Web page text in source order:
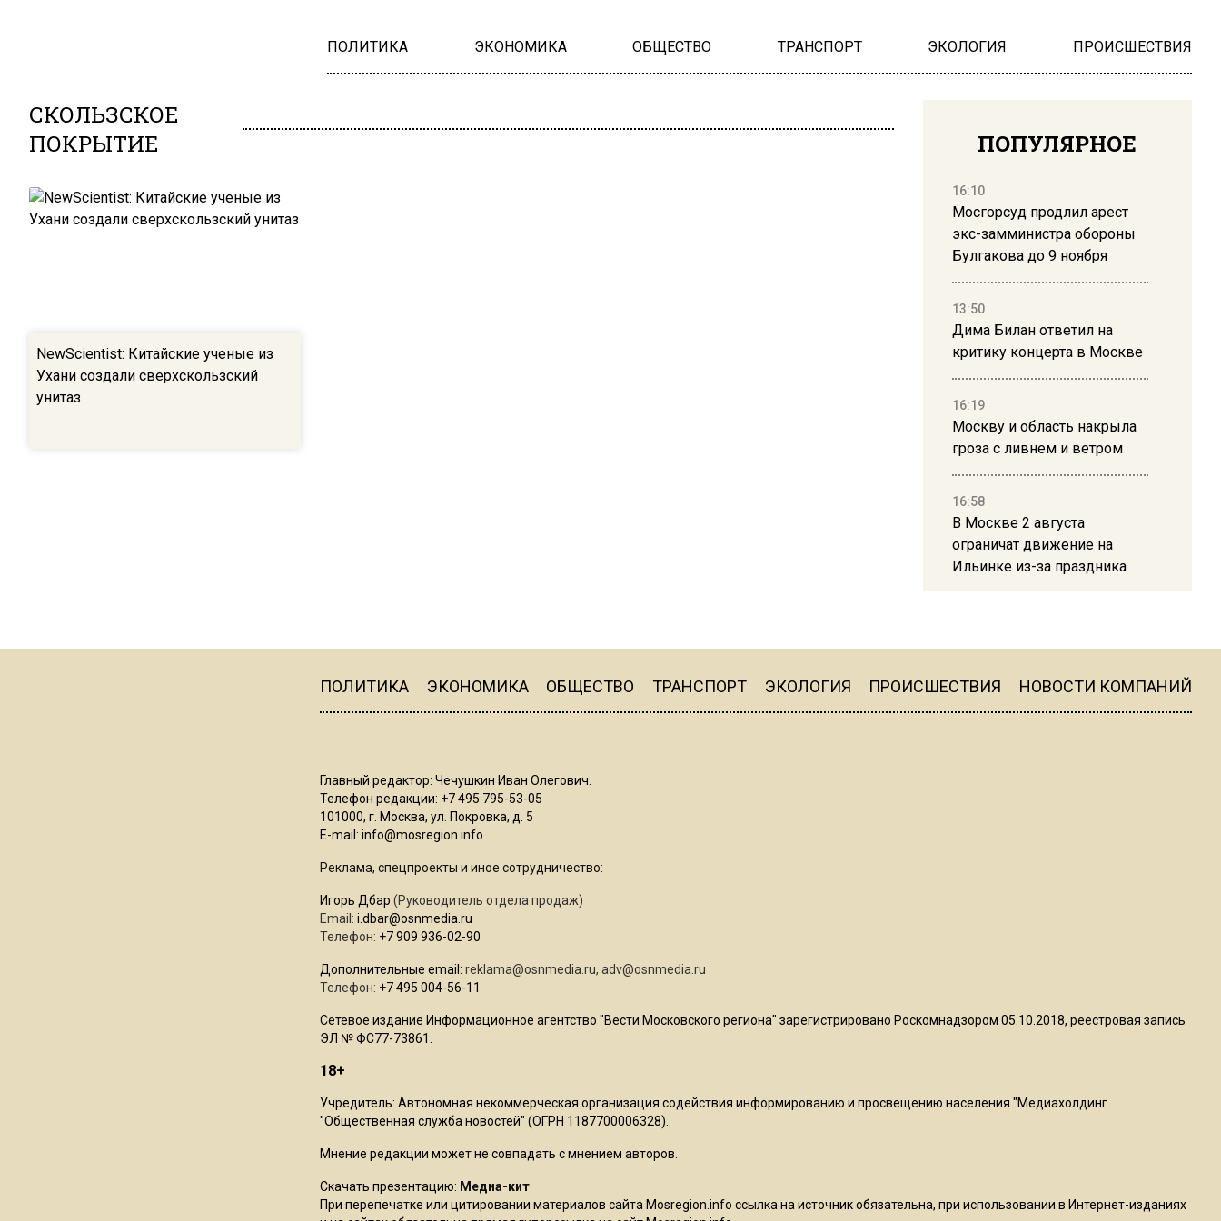
ПОЛИТИКА ЭКОНОМИКА ОБЩЕСТВО ТРАНСПОРТ ЭКОЛОГИЯ ПРОИСШЕСТВИЯ
СКОЛЬЗСКОЕ
ПОКРЫТИЕ
NewScientist: Китайские ученые из
Ухани создали сверхскользский
унитаз
ПОПУЛЯРНОЕ
16:10
Мосгорсуд продлил арест
экс-замминистра обороны
Булгакова до 9 ноября
13:50
Дима Билан ответил на
критику концерта в Москве
16:19
Москву и область накрыла
гроза с ливнем и ветром
16:58
В Москве 2 августа
ограничат движение на
Ильинке из-за праздника
Telegram после обвинений
Роман Терюшков назвал
ПОЛИТИКА ЭКОНОМИКА ОБЩЕСТВО ТРАНСПОРТ ЭКОЛОГИЯ ПРОИСШЕСТВИЯ НОВОСТИ КОМПАНИЙ
Главный редактор: Чечушкин Иван Олегович.
Телефон редакции: +7 495 795-53-05
101000, г. Москва, ул. Покровка, д. 5
E-mail: info@mosregion.info
Реклама, спецпроекты и иное сотрудничество:
Игорь Дбар (Руководитель отдела продаж)
Email: i.dbar@osnmedia.ru
Телефон: +7 909 936-02-90
Дополнительные email: reklama@osnmedia.ru, adv@osnmedia.ru
Телефон: +7 495 004-56-11
Сетевое издание Информационное агентство "Вести Московского региона" зарегистрировано Роскомнадзором 05.10.2018, реестровая запись
ЭЛ № ФС77-73861.
18+
Учредитель: Автономная некоммерческая организация содействия информированию и просвещению населения "Медиахолдинг
"Общественная служба новостей" (ОГРН 1187700006328).
Мнение редакции может не совпадать с мнением авторов.
Скачать презентацию: Медиа-кит
При перепечатке или цитировании материалов сайта Mosregion.info ссылка на источник обязательна, при использовании в Интернет-изданиях